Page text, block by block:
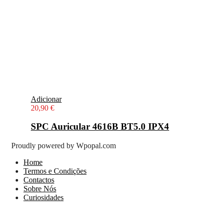
Adicionar
20,90 €
SPC Auricular 4616B BT5.0 IPX4
Proudly powered by Wpopal.com
Home
Termos e Condições
Contactos
Sobre Nós
Curiosidades